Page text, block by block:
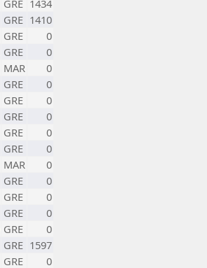
GRE 1434
GRE 1410
GRE
0
GRE
0
MAR
0
GRE
0
GRE
0
GRE
0
GRE
0
GRE
0
MAR
0
GRE
0
GRE
0
GRE
0
GRE
0
GRE 1597
GRE 0